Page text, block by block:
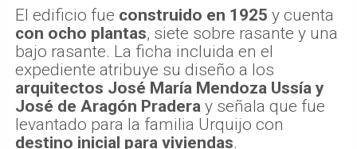
El edificio fue construido en 1925 y cuenta
con ocho plantas, siete sobre rasante y una
bajo rasante. La ficha incluida en el
expediente atribuye su diseño a los
arquitectos José María Mendoza Ussía y
José de Aragón Pradera y señala que fue
levantado para la familia Urquijo con
destino inicial para viviendas.